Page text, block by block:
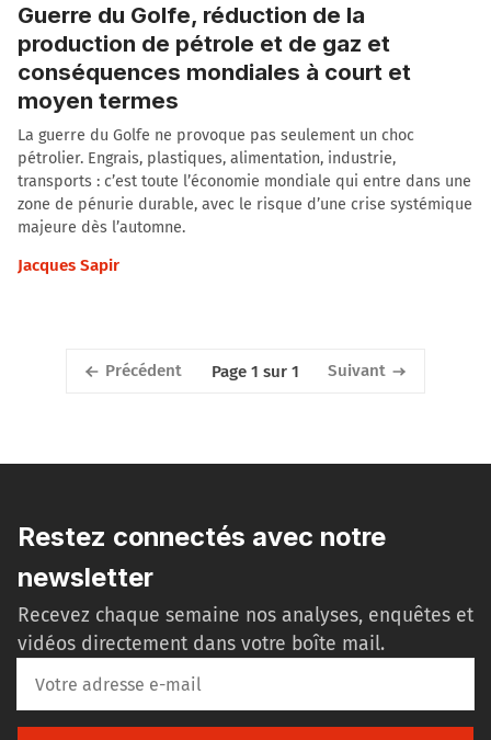
Guerre du Golfe, réduction de la
production de pétrole et de gaz et
conséquences mondiales à court et
moyen termes
La guerre du Golfe ne provoque pas seulement un choc
pétrolier. Engrais, plastiques, alimentation, industrie,
transports : c’est toute l’économie mondiale qui entre dans une
zone de pénurie durable, avec le risque d’une crise systémique
majeure dès l’automne.
Jacques Sapir
Précédent Page 1 sur 1 Suivant
Restez connectés avec notre
newsletter
Recevez chaque semaine nos analyses, enquêtes et
vidéos directement dans votre boîte mail.